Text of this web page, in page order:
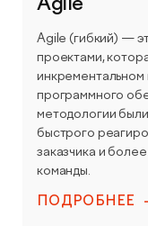
Agile (гибкий) —
проектами,
инкрементальном
программного
методологии
быстрого
заказчика и
команды.
ПОДРОБНЕЕ